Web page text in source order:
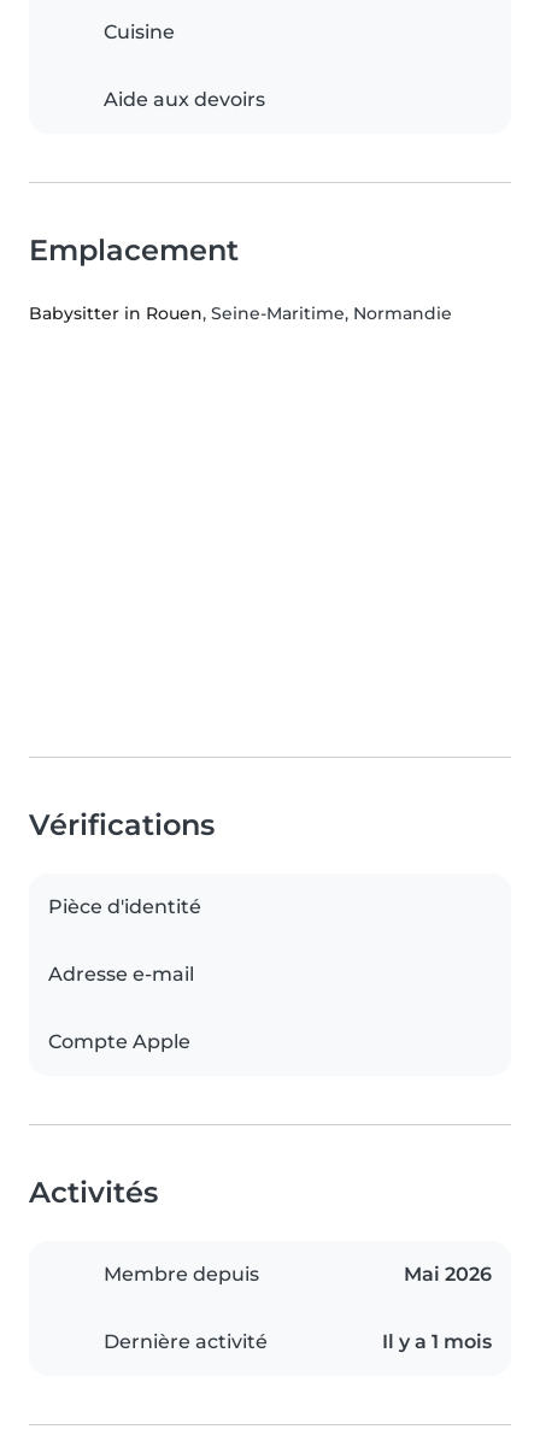
Cuisine
Aide aux devoirs
Emplacement
Babysitter in Rouen, Seine-Maritime, Normandie
Vérifications
Pièce d'identité
Adresse e-mail
Compte Apple
Activités
Membre depuis Mai 2026
Dernière activité Il y a 1 mois